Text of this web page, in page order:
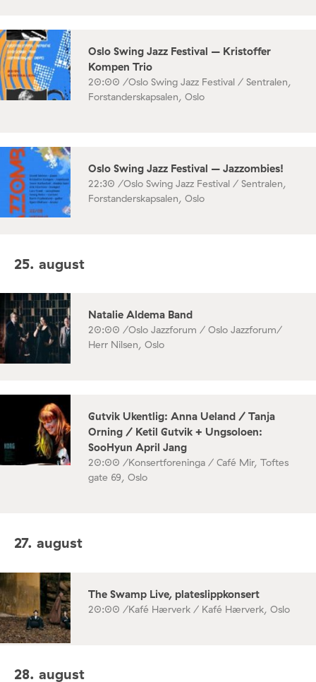
Oslo Swing Jazz Festival – Kristoffer
Kompen Trio
20:00 /Oslo Swing Jazz Festival / Sentralen,
Forstanderskapsalen, Oslo
Oslo Swing Jazz Festival – Jazzombies!
22:30 /Oslo Swing Jazz Festival / Sentralen,
Forstanderskapsalen, Oslo
25. august
Natalie Aldema Band
20:00 /Oslo Jazzforum / Oslo Jazzforum/
Herr Nilsen, Oslo
Gutvik Ukentlig: Anna Ueland / Tanja
Orning / Ketil Gutvik + Ungsoloen:
SooHyun April Jang
20:00 /Konsertforeninga / Café Mir, Toftes
gate 69, Oslo
27. august
The Swamp Live, plateslippkonsert
20:00 /Kafé Hærverk / Kafé Hærverk, Oslo
28. august